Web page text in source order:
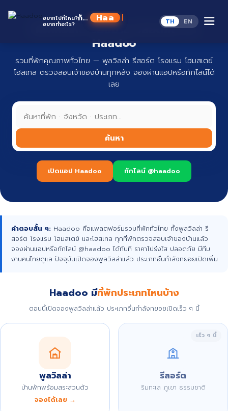
อยากไปที่ไหน?
อยากทำอะไร?
ก็... Haado TH EN
ที่พักทั่วไทย จองง่าย ปลอดภัย กับ
Haadoo
รวมที่พักคุณภาพทั่วไทย — พูลวิลล่า รีสอร์ต โรงแรม โฮมสเตย์
โฮสเทล ตรวจสอบเจ้าของบ้านทุกหลัง จองผ่านแอปหรือทักไลน์ได้
เลย
ค้นหา
เปิดแอป Haadoo ทักไลน์ @haadoo
คำตอบสั้น ๆ: Haadoo คือแพลตฟอร์มรวมที่พักทั่วไทย ทั้งพูลวิลล่า รี
สอร์ต โรงแรม โฮมสเตย์ และโฮสเทล ทุกที่พักตรวจสอบเจ้าของบ้านแล้ว
จองผ่านแอปหรือทักไลน์ @haadoo ได้ทันที ราคาโปร่งใส ปลอดภัย มีทีม
งานคนไทยดูแล ปัจจุบันเปิดจองพูลวิลล่าแล้ว ประเภทอื่นกำลังทยอยเปิดเพิ่ม
Haadoo มีที่พักประเภทไหนบ้าง
ตอนนี้เปิดจองพูลวิลล่าแล้ว ประเภทอื่นกำลังทยอยเปิดเร็ว ๆ นี้
พูลวิลล่า
บ้านพักพร้อมสระส่วนตัว
จองได้เลย →
เร็ว ๆ นี้
รีสอร์ต
ริมทะเล ภูเขา ธรรมชาติ